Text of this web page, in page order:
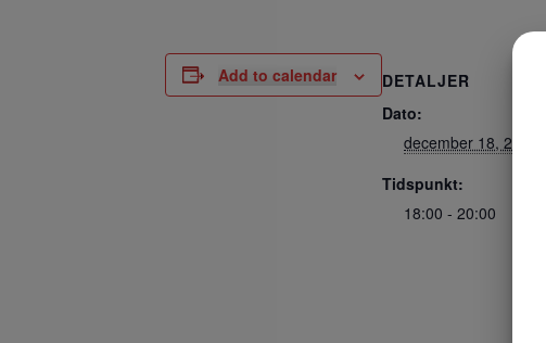
Add to calendar
DETALJER
Dato:
december 18, 2024
Tidspunkt:
18:00 - 20:00